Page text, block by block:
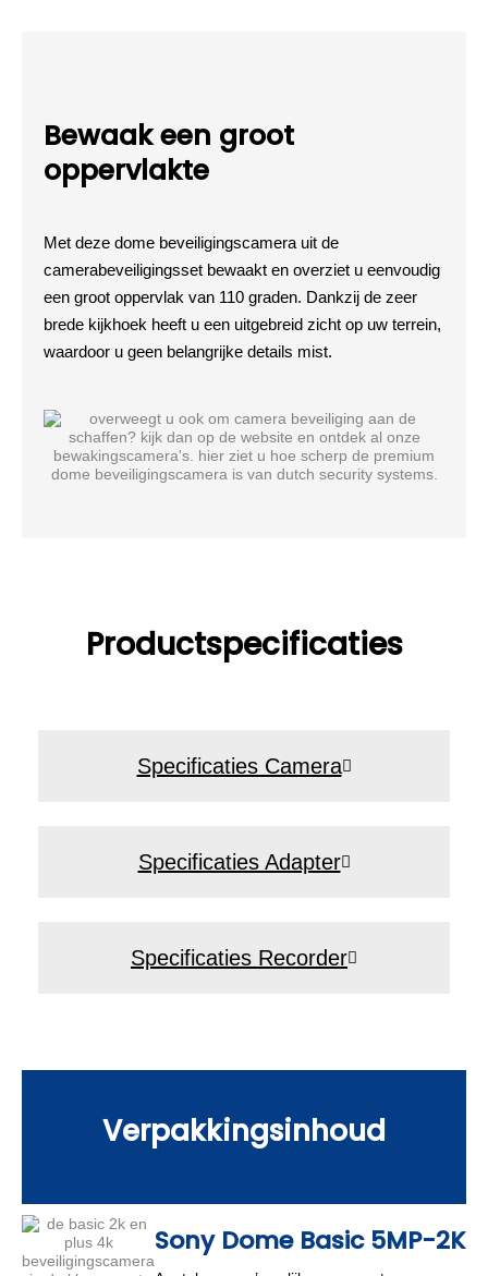
Bewaak een groot
oppervlakte
Met deze dome beveiligingscamera uit de
camerabeveiligingsset bewaakt en overziet u eenvoudig
een groot oppervlak van 110 graden. Dankzij de zeer
brede kijkhoek heeft u een uitgebreid zicht op uw terrein,
waardoor u geen belangrijke details mist.
Productspecificaties
Specificaties Camera
Specificaties Adapter
Specificaties Recorder
Verpakkingsinhoud
Sony Dome Basic 5MP-2K